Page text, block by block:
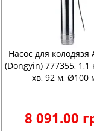
Насос для колодязя
(Dongyin) 777355, 1,1
хв, 92 м, Ø100
8 091.00